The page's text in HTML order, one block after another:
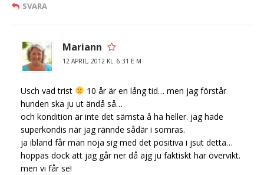
SVARA
Mariann
12 APRIL, 2012 KL. 6:31 E M
Usch vad trist
10 år är en lång tid… men jag förstår
hunden ska ju ut ändå så…
och kondition är inte det sämsta å ha heller. jag hade
superkondis när jag rännde sådär i somras.
ja ibland får man nöja sig med det positiva i jsut detta…
hoppas dock att jag går ner då ajg ju faktiskt har övervikt.
men vi får se!